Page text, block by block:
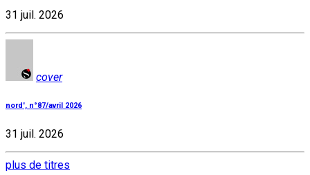
31 juil. 2026
cover
nord', n°87/avril 2026
31 juil. 2026
plus de titres